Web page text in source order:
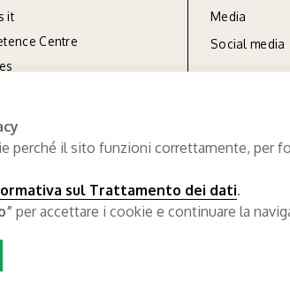
it
Centre
Media
Social
perché il sito funzioni correttamente, per
sul Trattamento dei dati.
per accettare i cookie e continuare la